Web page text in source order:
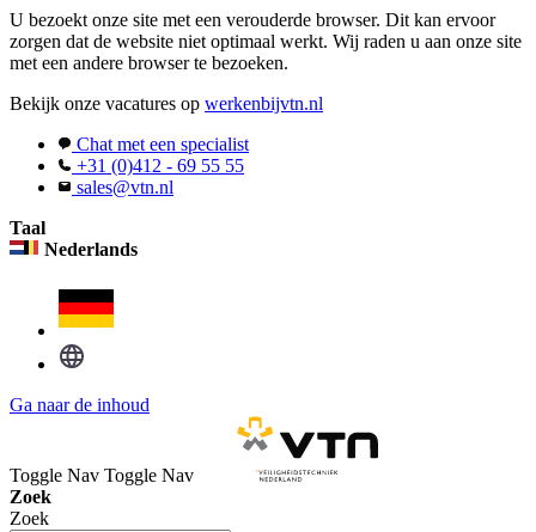
U bezoekt onze site met een verouderde browser. Dit kan ervoor
zorgen dat de website niet optimaal werkt. Wij raden u aan onze site
met een andere browser te bezoeken.
Bekijk onze vacatures op werkenbijvtn.nl
Chat met een specialist
+31 (0)412 - 69 55 55
sales@vtn.nl
Taal
Nederlands
Ga naar de inhoud
Toggle Nav Toggle Nav
Zoek
Zoek